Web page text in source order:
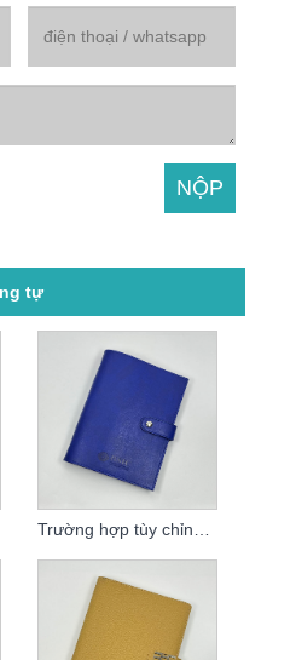
tự
Trường hợp tùy chỉnh của máy tính xách tay rời